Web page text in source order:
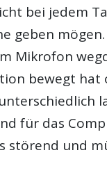
bei jedem
geben mögen.
Mikrofon
bewegt hat
für das
störend und